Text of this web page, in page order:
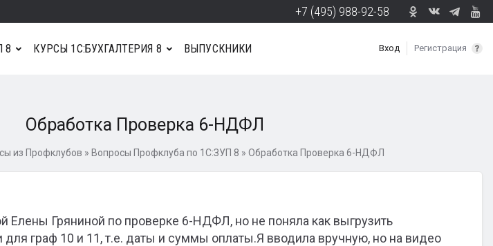
+7 (495) 988-92-58
Вход Регистрация
8 КУРСЫ 1С:БУХГАЛТЕРИЯ 8 ВЫПУСКНИКИ
Обработка Проверка 6-НДФЛ
из Профклубов » Вопросы Профклуба по 1С:ЗУП 8 » Обработка Проверка 6-НДФЛ
Елены Гряниной по проверке 6-НДФЛ, но не поняла как выгрузить
для граф 10 и 11, т.е. даты и суммы оплаты.Я вводила вручную, но на видео